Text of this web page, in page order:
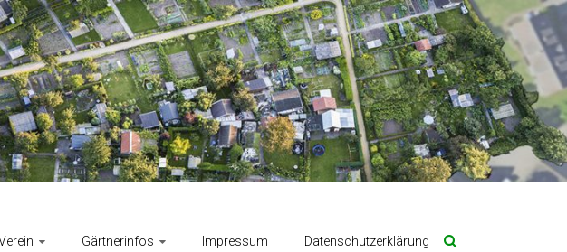
Gärtnerinfos Impressum Datenschutzerklärung